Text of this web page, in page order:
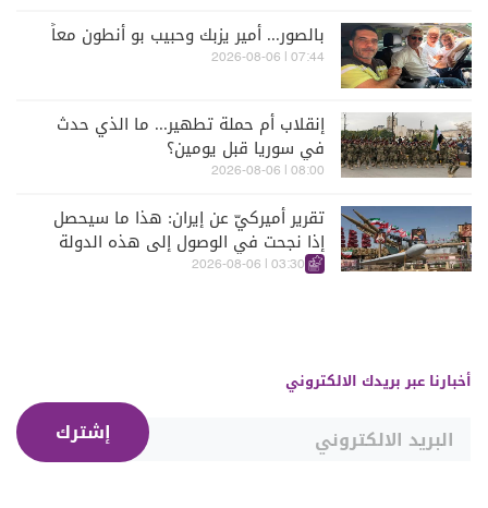
بالصور... أمير يزبك وحبيب بو أنطون معاً
07:44 | 2026-08-06
إنقلاب أم حملة تطهير... ما الذي حدث
في سوريا قبل يومين؟
08:00 | 2026-08-06
تقرير أميركيّ عن إيران: هذا ما سيحصل
إذا نجحت في الوصول إلى هذه الدولة
الآسيويّة
03:30 | 2026-08-06
أخبارنا عبر بريدك الالكتروني
إشترك